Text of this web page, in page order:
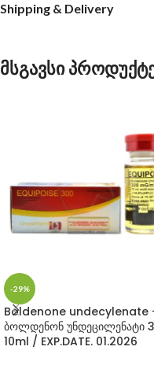
Shipping & Delivery
მსგავსი
-29%
Boldenone undecylenate
ბოლდენონ უნდეცილენატი
10ml / EXP.DATE. 01.2026